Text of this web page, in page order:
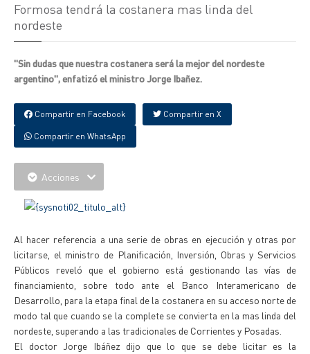
Formosa tendrá la costanera mas linda del
nordeste
"Sin dudas que nuestra costanera será la mejor del nordeste
argentino", enfatizó el ministro Jorge Ibañez.
Compartir en Facebook Compartir en X
Compartir en WhatsApp
Acciones
Al hacer referencia a una serie de obras en ejecución y otras por
licitarse, el ministro de Planificación, Inversión, Obras y Servicios
Públicos reveló que el gobierno está gestionando las vías de
financiamiento, sobre todo ante el Banco Interamericano de
Desarrollo, para la etapa final de la costanera en su acceso norte de
modo tal que cuando se la complete se convierta en la mas linda del
nordeste, superando a las tradicionales de Corrientes y Posadas.
El doctor Jorge Ibáñez dijo que lo que se debe licitar es la